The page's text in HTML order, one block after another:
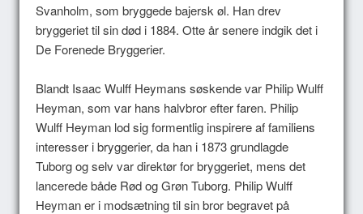
Svanholm, som bryggede bajersk øl. Han drev
bryggeriet til sin død i 1884. Otte år senere indgik det i
De Forenede Bryggerier.
Blandt Isaac Wulff Heymans søskende var Philip Wulff
Heyman, som var hans halvbror efter faren. Philip
Wulff Heyman lod sig formentlig inspirere af familiens
interesser i bryggerier, da han i 1873 grundlagde
Tuborg og selv var direktør for bryggeriet, mens det
lancerede både Rød og Grøn Tuborg. Philip Wulff
Heyman er i modsætning til sin bror begravet på